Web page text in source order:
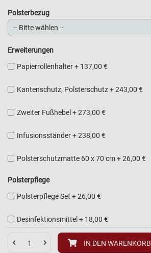
Polsterbezug
Erweiterungen
Papierrollenhalter+ 137,00 €
Kantenschutz, Polsterschutz+243,00 €
Zweiter Fußhebel +273,00 €
Infusionsständer+238,00 €
Polsterschutzmatte 60 x 70 cm+26,00 €
Polsterpflege
Polsterpflege Set +26,00 €
Desinfektionsmittel + 18,00 €
IN DEN WARENKORB